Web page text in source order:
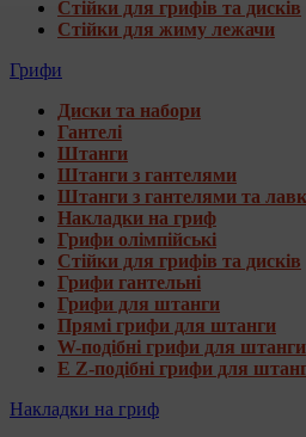
Стійки для грифів та дисків
Стійки для жиму лежачи
Грифи
Диски та набори
Гантелі
Штанги
Штанги з гантелями
Штанги з гантелями та
Накладки на гриф
Грифи олімпійські
Стійки для грифів та дисків
Грифи гантельні
Грифи для штанги
Прямі грифи для штанги
W-подібні грифи для штанги
E Z-подібні грифи для
Накладки на гриф